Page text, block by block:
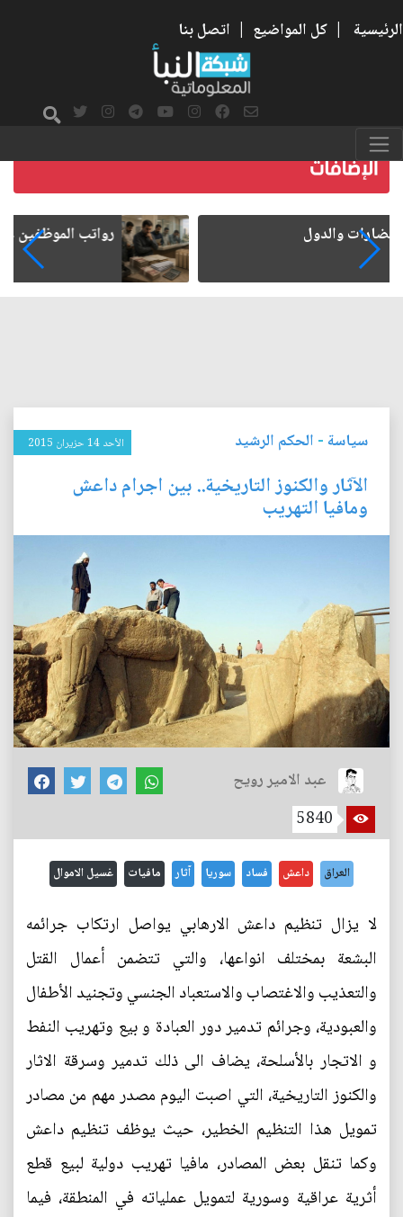
الرئيسية | كل المواضيع | اتصل بنا
رواتب الموظفين على صفيح ساخن
سياسة- الحكم الرشيد الأحد 14 حزيران 2015
الآثار والكنوز التاريخية.. بين اجرام داعش
ومافيا التهريب
عبد الامير رويح
5840
العراق داعش فساد سوريا آثار مافيات غسيل الاموال
لا يزال تنظيم داعش الارهابي يواصل ارتكاب جرائمه
البشعة بمختلف انواعها، والتي تتضمن أعمال القتل
والتعذيب والاغتصاب والاستعباد الجنسي وتجنيد الأطفال
والعبودية، وجرائم تدمير دور العبادة و بيع وتهريب النفط
و الاتجار بالأسلحة، يضاف الى ذلك تدمير وسرقة الاثار
والكنوز التاريخية، التي اصبت اليوم مصدر مهم من مصادر
تمويل هذا التنظيم الخطير، حيث يوظف تنظيم داعش
وكما تنقل بعض المصادر، مافيا تهريب دولية لبيع قطع
أثرية عراقية وسورية لتمويل عملياته في المنطقة، فيما